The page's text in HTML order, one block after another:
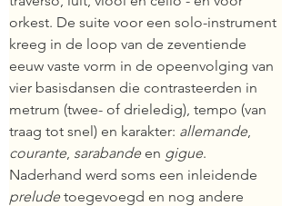
orkest. De suite voor een solo-instrument
kreeg in de loop van de zeventiende
eeuw vaste vorm in de opeenvolging van
vier basisdansen die contrasteerden in
metrum (twee- of drieledig), tempo (van
traag tot snel) en karakter: allemande,
courante, sarabande en gigue.
Naderhand werd soms een inleidende
prelude toegevoegd en nog andere